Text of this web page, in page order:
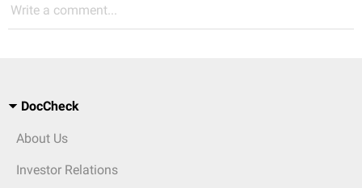
Write a comment...
DocCheck
About Us
Investor Relations